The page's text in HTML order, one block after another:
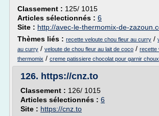
Classement : 125/ 1015
Articles sélectionnés : 6
Site : http://avec-le-thermomix-de-
Thèmes liés : recette veloute chou fleur au curry /
au curry / veloute de chou fleur au lait de coco / recette
thermomix / creme patissiere chocolat pour garnir choux
126. https://cnz.to
Classement : 126/ 1015
Articles sélectionnés : 6
Site : https://cnz.to